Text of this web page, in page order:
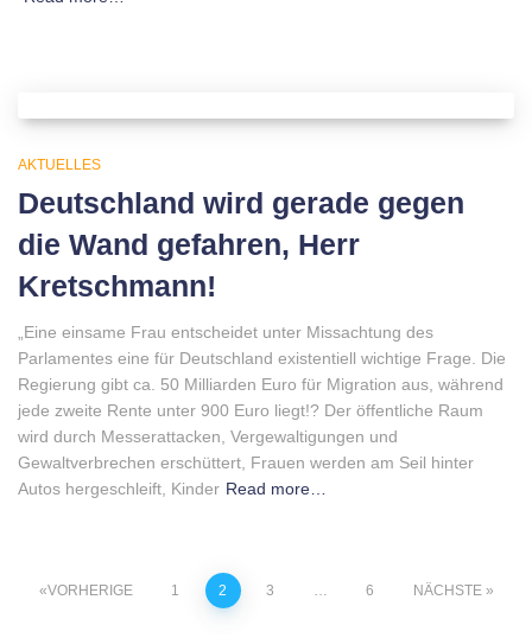
AKTUELLES
Deutschland wird gerade gegen
die Wand gefahren, Herr
Kretschmann!
„Eine einsame Frau entscheidet unter Missachtung des
Parlamentes eine für Deutschland existentiell wichtige Frage. Die
Regierung gibt ca. 50 Milliarden Euro für Migration aus, während
jede zweite Rente unter 900 Euro liegt!? Der öffentliche Raum
wird durch Messerattacken, Vergewaltigungen und
Gewaltverbrechen erschüttert, Frauen werden am Seil hinter
Autos hergeschleift, Kinder Read more…
Beitragsnavigation
VORHERIGE 1 2 3 … 6 NÄCHSTE